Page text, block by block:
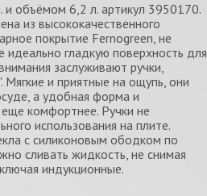
объёмом 6,2 л. артикул 3950170.
из высококачественного
покрытие Fernogreen, не
гладкую поверхность для
заслуживают ручки,
и приятные на ощупь, они
а удобная форма и
комфортнее. Ручки не
использования на плите.
с силиконовым ободком по
сливать жидкость, не снимая
индукционные.